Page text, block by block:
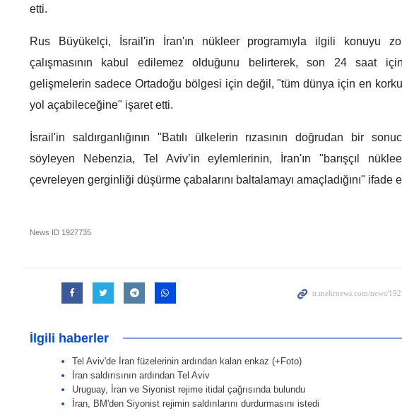
etti.
Rus Büyükelçi, İsrail'in İran'ın nükleer programıyla ilgili konuyu
çalışmasının kabul edilemez olduğunu belirterek, son 24 saat
gelişmelerin sadece Ortadoğu bölgesi için değil, "tüm dünya için en
yol açabileceğine" işaret etti.
İsrail'in saldırganlığının "Batılı ülkelerin rızasının doğrudan bir
söyleyen Nebenzia, Tel Aviv’in eylemlerinin, İran'ın "barışçıl
çevreleyen gerginliği düşürme çabalarını baltalamayı amaçladığını" ifade
News ID 1927735
İlgili haberler
Tel Aviv'de İran füzelerinin ardından kalan enkaz (+Foto)
İran saldırısının ardından Tel Aviv
Uruguay, İran ve Siyonist rejime itidal çağrısında bulundu
İran, BM'den Siyonist rejimin saldırılarını durdurmasını istedi